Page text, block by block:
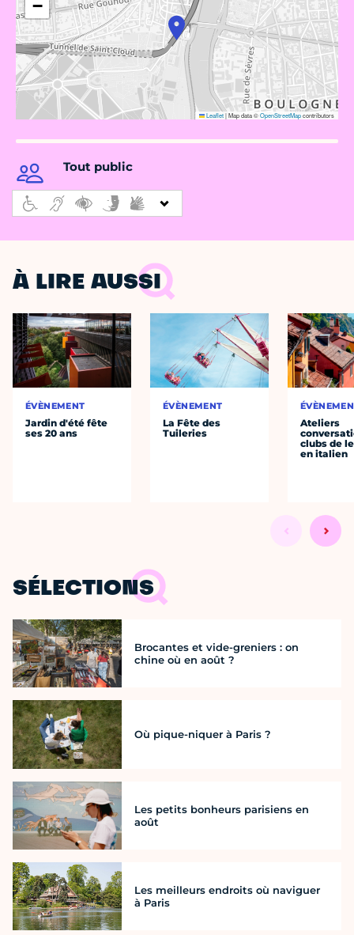
−
Leaflet|Map data ©OpenStreetMapcontributors
Tout public
À LIRE AUSSI
ÉVÈNEMENT
Jardin d'été fête
ses 20 ans
ÉVÈNEMENT
La Fête des
Tuileries
Ateliers
clubs de
en italien
SÉLECTIONS
Brocantes et vide-greniers : on
chine où en août ?
Où pique-niquer à Paris ?
Les petits bonheurs parisiens en
août
Les meilleurs endroits où naviguer
à Paris